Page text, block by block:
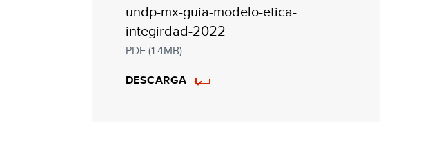
undp-mx-guia-modelo-etica-
integirdad-2022
PDF (1.4MB)
DESCARGA